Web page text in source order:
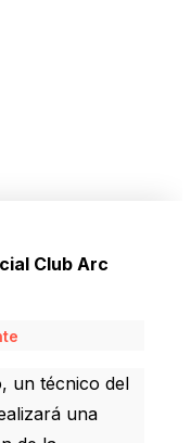
Club Arc
un técnico del
una